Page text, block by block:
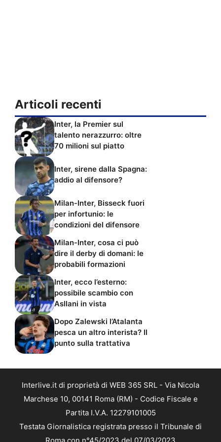
Articoli recenti
Inter, la Premier sul
talento nerazzurro: oltre
70 milioni sul piatto
Inter, sirene dalla Spagna:
addio al difensore?
Milan-Inter, Bisseck fuori
per infortunio: le
condizioni del difensore
Milan-Inter, cosa ci può
dire il derby di domani: le
probabili formazioni
Inter, ecco l’esterno:
possibile scambio con
Asllani in vista
Dopo Zalewski l’Atalanta
pesca un altro interista? Il
punto sulla trattativa
Interlive.it di proprietà di WEB 365 SRL - Via Nicola
Marchese 10, 00141 Roma (RM) - Codice Fiscale e
Partita I.V.A. 12279101005
Testata Giornalistica registrata presso il Tribunale di
Roma con n°45/2023 del 07/03/2023